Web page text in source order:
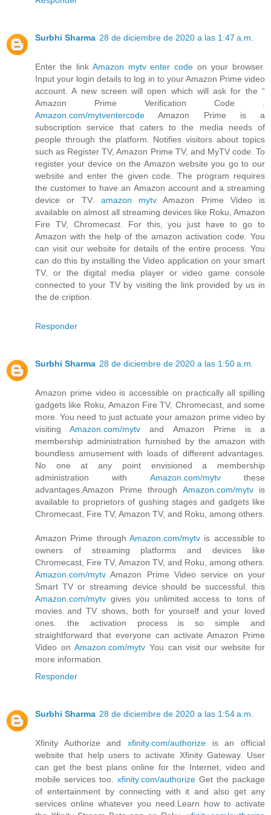
Surbhi Sharma 28 de diciembre de 2020 a las 1:47 a.m.
Enter the link Amazon mytv enter code on your browser.
Input your login details to log in to your Amazon Prime video
account. A new screen will open which will ask for the “
Amazon Prime Verification Code .
Amazon.com/mytventercode Amazon Prime is a
subscription service that caters to the media needs of
people through the platform. Notifies visitors about topics
such as Register TV, Amazon Prime TV, and MyTV code. To
register your device on the Amazon website you go to our
website and enter the given code. The program requires
the customer to have an Amazon account and a streaming
device or TV. amazon mytv Amazon Prime Video is
available on almost all streaming devices like Roku, Amazon
Fire TV, Chromecast. For this, you just have to go to
Amazon with the help of the amazon activation code. You
can visit our website for details of the entire process. You
can do this by installing the Video application on your smart
TV, or the digital media player or video game console
connected to your TV by visiting the link provided by us in
the de cription.
Responder
Surbhi Sharma 28 de diciembre de 2020 a las 1:50 a.m.
Amazon prime video is accessible on practically all spilling
gadgets like Roku, Amazon Fire TV, Chromecast, and some
more. You need to just actuate your amazon prime video by
visitingAmazon.com/mytv and Amazon Prime is a
membership administration furnished by the amazon with
boundless amusement with loads of different advantages.
No one at any point envisioned a membership
administration with Amazon.com/mytvthese
advantages.Amazon Prime through Amazon.com/mytvis
available to proprietors of gushing stages and gadgets like
Chromecast, Fire TV, Amazon TV, and Roku, among others.
Amazon Prime through Amazon.com/mytv is accessible to
owners of streaming platforms and devices like
Chromecast, Fire TV, Amazon TV, and Roku, among others.
Amazon.com/mytv Amazon Prime Video service on your
Smart TV or streaming device should be successful. this
Amazon.com/mytv gives you unlimited access to tons of
movies and TV shows, both for yourself and your loved
ones. the activation process is so simple and
straightforward that everyone can activate Amazon Prime
Video on Amazon.com/mytvYou can visit our website for
more information.
Responder
Surbhi Sharma 28 de diciembre de 2020 a las 1:54 a.m.
Xfinity Authorize and xfinity.com/authorize is an official
website that help users to activate Xfinity Gateway. User
can get the best plans online for the Internet, video and
mobile services too. xfinity.com/authorize Get the package
of entertainment by connecting with it and also get any
services online whatever you need.Learn how to activate